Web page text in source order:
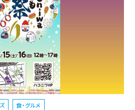
食・グルメ